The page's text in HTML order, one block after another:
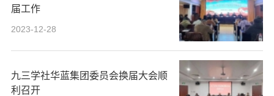
届工作
2023-12-28
九三学社华蓝集团委员会换届大会顺
利召开